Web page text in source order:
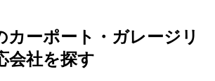
カーポート・ガレージリ
会社を探す